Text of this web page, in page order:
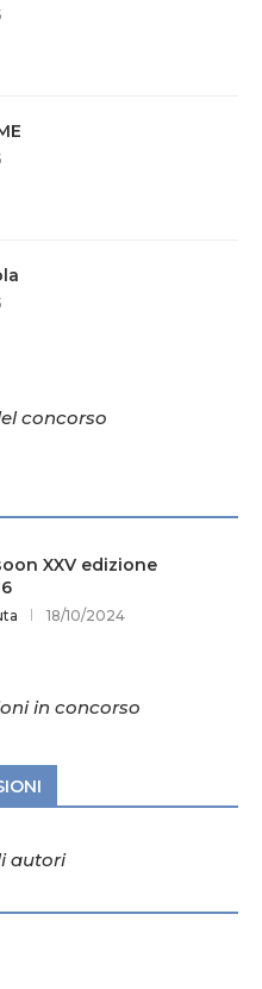
concorso
XXV edizione
18/10/2024
in concorso
autori